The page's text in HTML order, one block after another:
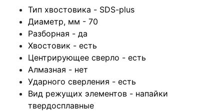
Тип хвостовика - SDS-plus
Диаметр, мм - 70
Разборная - да
Хвостовик - есть
Центрирующее сверло - есть
Алмазная - нет
Ударного сверления - есть
Вид режущих элементов - напайки
твердосплавные